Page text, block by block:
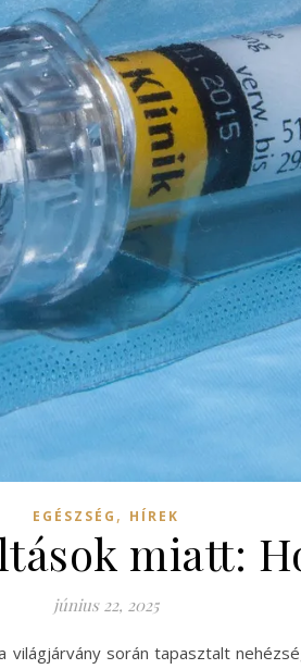
EGÉSZSÉG , HÍREK
miatt:
június 22, 2025
során tapasztalt